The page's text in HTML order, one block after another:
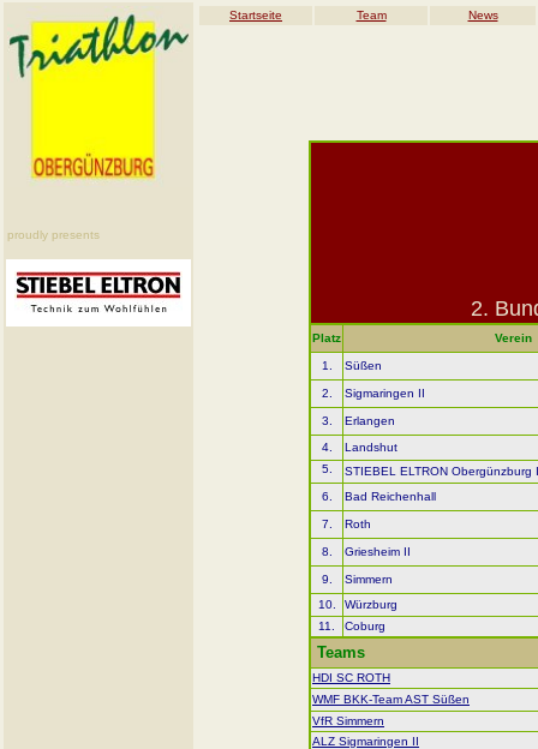
proudly presents
Startseite Team News
2.
Platz Verein
1. Süßen
2. Sigmaringen II
3.
Erlangen
4.
Landshut
5.
STIEBEL ELTRON Obergünzburg
6.
Bad Reichenhall
7. Roth
8. Griesheim II
9.
Simmern
10.
Würzburg
11.
Coburg
Teams
HDI SC ROTH
WMF BKK-Team AST Süßen
VfR Simmern
ALZ Sigmaringen II